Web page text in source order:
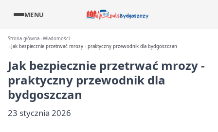
MENU
Strona główna Wiadomości
Jak bezpiecznie przetrwać mrozy - praktyczny przewodnik dla bydgoszczan
Jak bezpiecznie przetrwać mrozy -
praktyczny przewodnik dla
bydgoszczan
23 stycznia 2026